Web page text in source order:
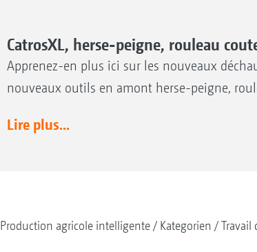
CatrosXL, herse-peigne, rouleau
Apprenez-en plus ici sur les nouveaux
nouveaux outils en amont herse-peigne,
Lire plus...
Production agricole intelligente Kategorien Travail